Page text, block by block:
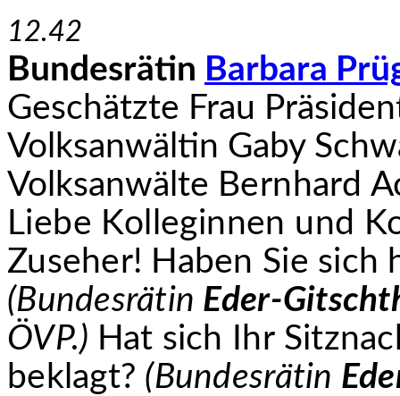
12.42
Bundesrätin Barbara
Geschätzte Frau
Volksanwältin Gaby
Volksanwälte Bernhard
Liebe Kolleginnen und
Zuseher! Haben Sie sich
(Bundesrätin Eder-
ÖVP.) Hat sich Ihr
beklagt? (Bundesrätin